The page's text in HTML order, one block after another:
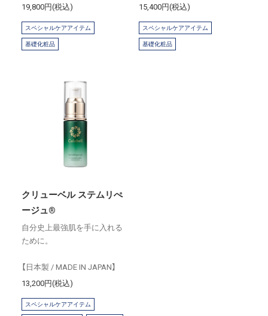
19,800円(税込)
スペシャルケアアイテム
基礎化粧品
15,400円(税込)
スペシャルケアアイテム
基礎化粧品
クリューベル ステムリぺ
ージュ®
自分史上最強肌を手に入れる
ために。
【日本製 / MADE IN JAPAN】
13,200円(税込)
スペシャルケアアイテム